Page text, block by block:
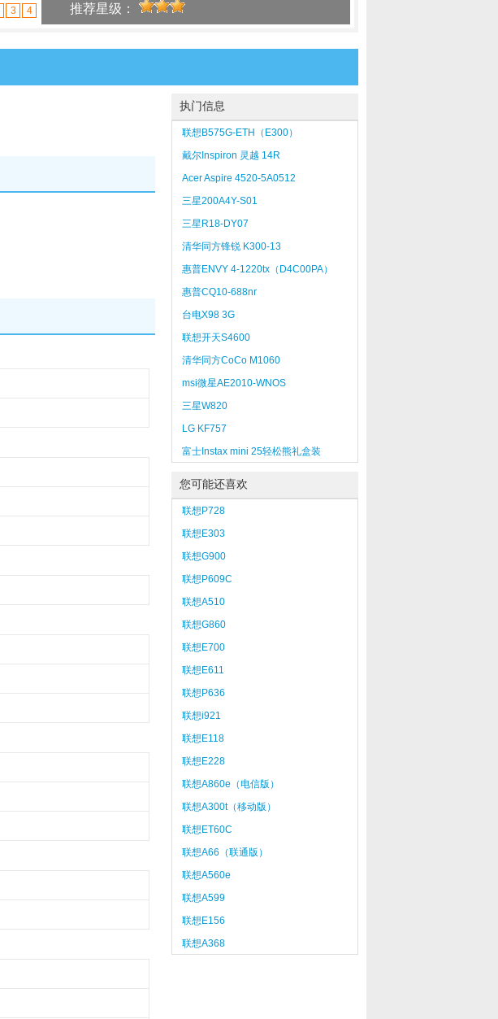
3 4 推荐星级：
执门信息
联想B575G-ETH（E300）
戴尔Inspiron 灵越 14R
Turbo（Ins14TD-5628）
Acer Aspire 4520-5A0512
三星200A4Y-S01
三星R18-DY07
清华同方锋锐 K300-13
惠普ENVY 4-1220tx（D4C00PA）
惠普CQ10-688nr
台电X98 3G
联想开天S4600
清华同方CoCo M1060
msi微星AE2010-WNOS
三星W820
LG KF757
富士Instax mini 25轻松熊礼盒装
您可能还喜欢
联想P728
联想E303
联想G900
联想P609C
联想A510
联想G860
联想E700
联想E611
联想P636
联想i921
联想E118
联想E228
联想A860e（电信版）
联想A300t（移动版）
联想ET60C
联想A66（联通版）
联想A560e
联想A599
联想E156
联想A368